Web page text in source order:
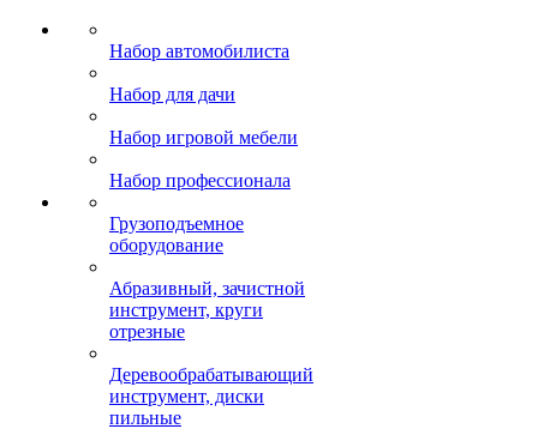
Набор автомобилиста
Набор для дачи
Набор игровой мебели
Набор профессионала
Грузоподъемное
оборудование
Абразивный, зачистной
инструмент, круги
отрезные
Деревообрабатывающий
инструмент, диски
пильные